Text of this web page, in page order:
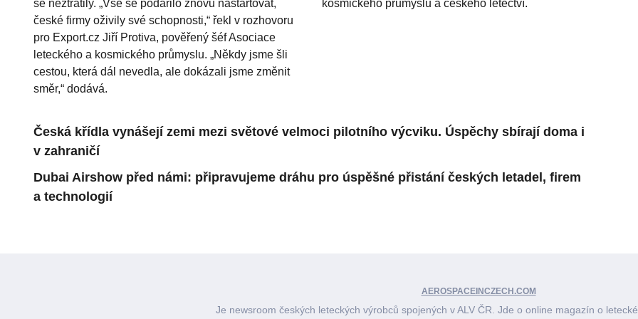
se neztratily. „Vše se podařilo znovu nastartovat,
české firmy oživily své schopnosti,“ řekl v rozhovoru
pro Export.cz Jiří Protiva, pověřený šéf Asociace
leteckého a kosmického průmyslu. „Někdy jsme šli
cestou, která dál nevedla, ale dokázali jsme změnit
směr,“ dodává.
kosmického průmyslu a českého letectví.
Česká křídla vynášejí zemi mezi světové velmoci pilotního výcviku. Úspěchy sbírají doma i
v zahraničí
Dubai Airshow před námi: připravujeme dráhu pro úspěšné přistání českých letadel, firem
a technologií
AEROSPACEINCZECH.COM
Je newsroom českých leteckých výrobců spojených v ALV ČR. Jde o online magazín o